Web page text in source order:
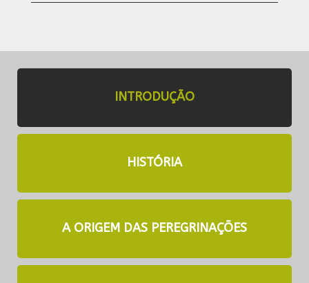
INTRODUÇÃO
HISTÓRIA
A ORIGEM DAS PEREGRINAÇÕES